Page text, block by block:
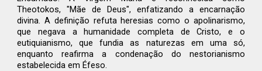
Theotokos, "Mãe de Deus", enfatizando a encarnação
divina. A definição refuta heresias como o apolinarismo,
que negava a humanidade completa de Cristo, e o
eutiquianismo, que fundia as naturezas em uma só,
enquanto reafirma a condenação do nestorianismo
estabelecida em Éfeso.